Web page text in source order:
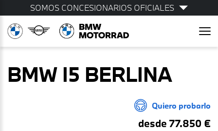
SOMOS CONCESIONARIOS OFICIALES
BMW I5 BERLINA
Quiero probarlo
desde 77.850 €